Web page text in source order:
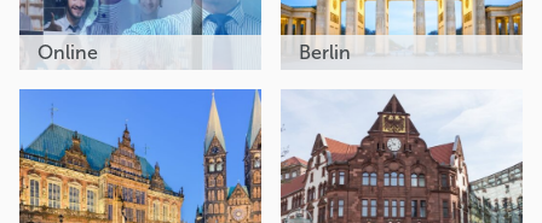
Online Berlin